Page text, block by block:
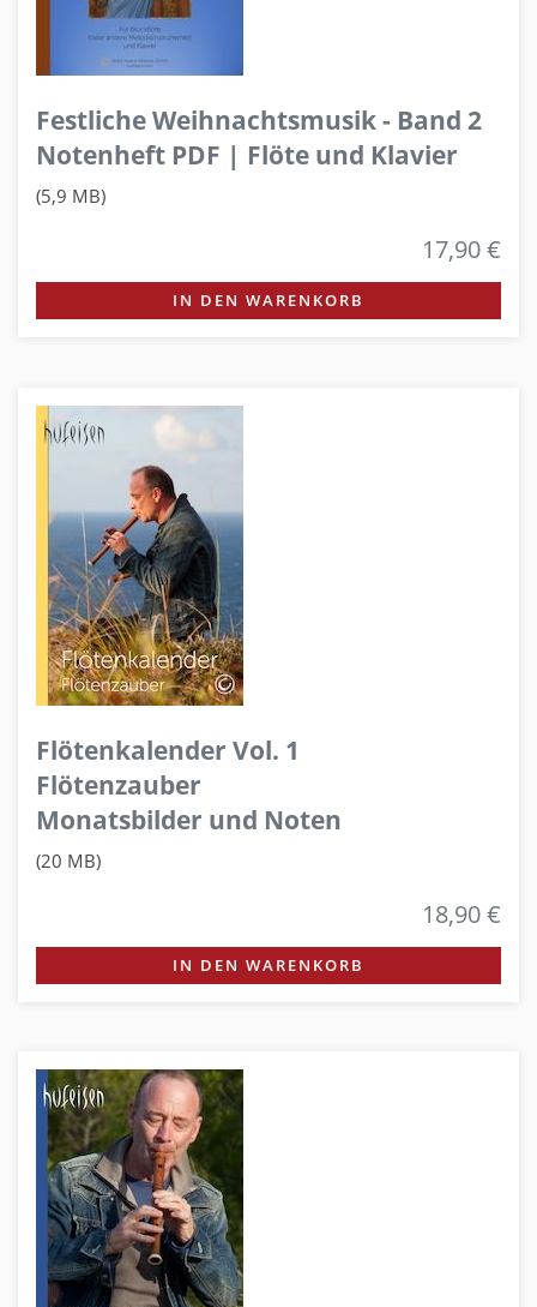
Festliche Weihnachtsmusik - Band 2
Notenheft PDF | Flöte und Klavier
(5,9 MB)
17,90 €
IN DEN WARENKORB
Flötenkalender Vol. 1
Flötenzauber
Monatsbilder und Noten
(20 MB)
18,90 €
IN DEN WARENKORB